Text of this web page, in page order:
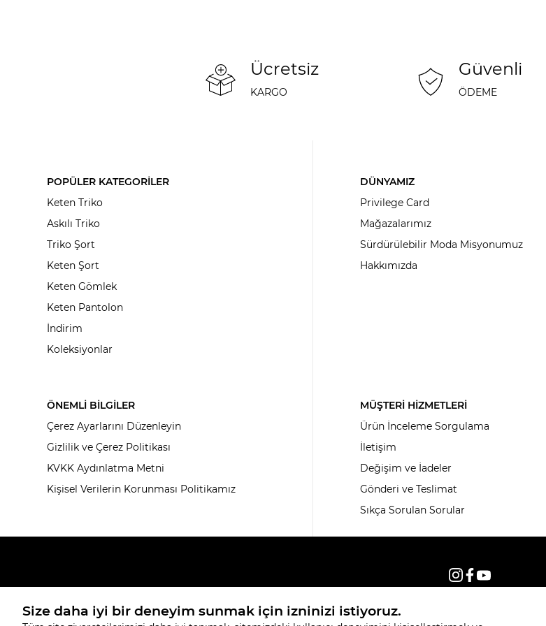
Ücretsiz
KARGO
Güvenli
ÖDEME
POPÜLER KATEGORİLER
Keten Triko
Askılı Triko
Triko Şort
Keten Şort
Keten Gömlek
Keten Pantolon
İndirim
Koleksiyonlar
DÜNYAMIZ
Privilege Card
Mağazalarımız
Sürdürülebilir Moda Misyonumuz
Hakkımızda
ÖNEMLİ BİLGİLER
Çerez Ayarlarını Düzenleyin
Gizlilik ve Çerez Politikası
KVKK Aydınlatma Metni
Kişisel Verilerin Korunması Politikamız
MÜŞTERİ HİZMETLERİ
Ürün İnceleme Sorgulama
İletişim
Değişim ve İadeler
Gönderi ve Teslimat
Sıkça Sorulan Sorular
© 2026, Tüm hakları saklıdır KNITSS